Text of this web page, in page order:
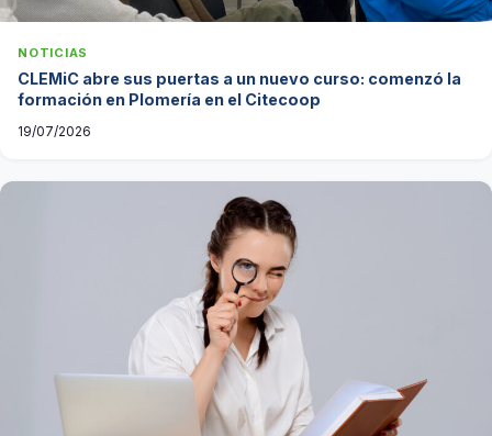
NOTICIAS
CLEMiC abre sus puertas a un nuevo curso: comenzó la
formación en Plomería en el Citecoop
19/07/2026